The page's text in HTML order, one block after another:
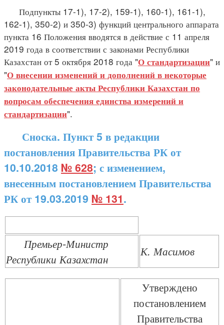
Подпункты 17-1), 17-2), 159-1), 160-1), 161-1),
162-1), 350-2) и 350-3) функций центрального аппарата
пункта 16 Положения вводятся в действие с 11 апреля
2019 года в соответствии с законами Республики
Казахстан от 5 октября 2018 года "О стандартизации" и
"О внесении изменений и дополнений в некоторые
законодательные акты Республики Казахстан по
вопросам обеспечения единства измерений и
стандартизации".
Сноска. Пункт 5 в редакции
постановления Правительства РК от
10.10.2018 № 628; с изменением,
внесенным постановлением Правительства
РК от 19.03.2019 № 131.
Премьер-Министр
Республики Казахстан
К. Масимов
Утверждено
постановлением
Правительства